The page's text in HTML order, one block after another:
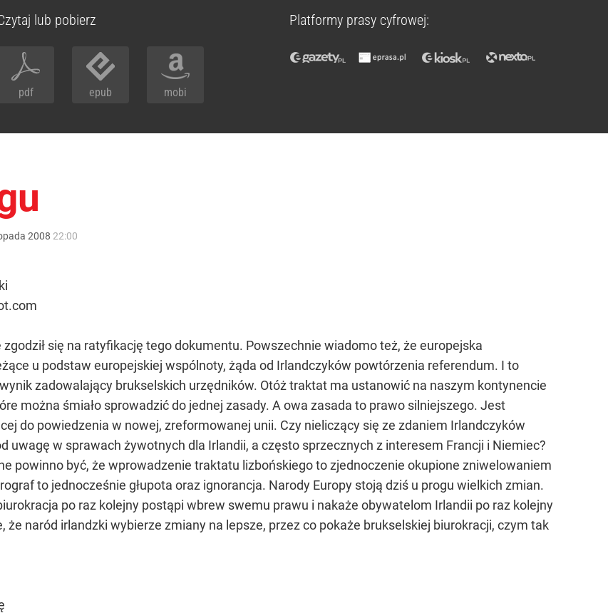
lub pobierz
pdf epub mobi
Platformy prasy cyfrowej:
2008 22:00
się na ratyfikację tego dokumentu. Powszechnie wiadomo też, że europejska
u podstaw europejskiej wspólnoty, żąda od Irlandczyków powtórzenia referendum. I to
zadowalający brukselskich urzędników. Otóż traktat ma ustanowić na naszym kontynencie
można śmiało sprowadzić do jednej zasady. A owa zasada to prawo silniejszego. Jest
do powiedzenia w nowej, zreformowanej unii. Czy nieliczący się ze zdaniem Irlandczyków
uwagę w sprawach żywotnych dla Irlandii, a często sprzecznych z interesem Francji i Niemiec?
powinno być, że wprowadzenie traktatu lizbońskiego to zjednoczenie okupione zniwelowaniem
to jednocześnie głupota oraz ignorancja. Narody Europy stoją dziś u progu wielkich zmian.
po raz kolejny postąpi wbrew swemu prawu i nakaże obywatelom Irlandii po raz kolejny
naród irlandzki wybierze zmiany na lepsze, przez co pokaże brukselskiej biurokracji, czym tak